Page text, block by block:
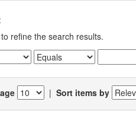
refine the search results.
| Sort items by